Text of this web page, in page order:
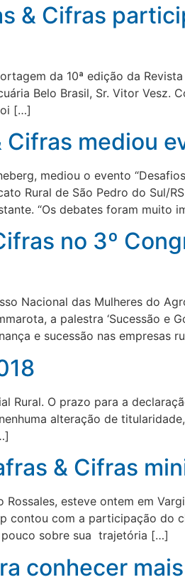
& Cifras
da 10ª edição da
Belo Brasil, Sr. Vitor
[…]
mediou
mediou o evento
Rural de São Pedro do Sul/
“Os debates foram muito
no 3º
Nacional das Mulheres do
a palestra ‘Sucessão e
e sucessão nas empresas
Rural. O prazo para a
alteração de
& Cifras
esteve ontem em
contou com a participação
pouco sobre sua trajetória […]
conhecer